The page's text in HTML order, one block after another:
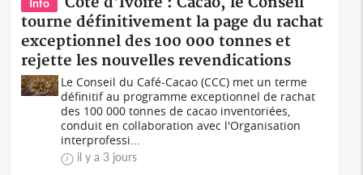
Info
tourne définitivement la page du rachat
exceptionnel des 100 000 tonnes et
rejette les nouvelles revendications
Le Conseil du Café-Cacao (CCC) met un terme
définitif au programme exceptionnel de rachat
des 100 000 tonnes de cacao inventoriées,
conduit en collaboration avec l'Organisation
interprofessi...
il y a 3 jours